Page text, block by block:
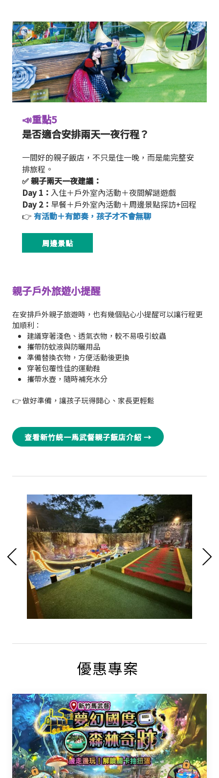
📣重點5
是否適合安排兩天一夜行程？
一間好的親子飯店，不只是住一晚，而是能完整安
排旅程。
✅ 親子兩天一夜建議：
Day 1： 入住＋戶外室內活動＋夜間解謎遊戲
Day 2： 早餐＋戶外室內活動＋周邊景點探訪+回程
👉 有活動＋有節奏，孩子才不會無聊
周邊景點
親子戶外旅遊小提醒
在安排戶外親子旅遊時，也有幾個貼心小提醒可以讓行程更
加順利：
建議穿著淺色、透氣衣物，較不易吸引蚊蟲
攜帶防蚊液與防曬用品
準備替換衣物，方便活動後更換
穿著包覆性佳的運動鞋
攜帶水壺，隨時補充水分
👉 做好準備，讓孩子玩得開心、家長更輕鬆
查看新竹統一馬武督親子飯店介紹 →
優惠專案